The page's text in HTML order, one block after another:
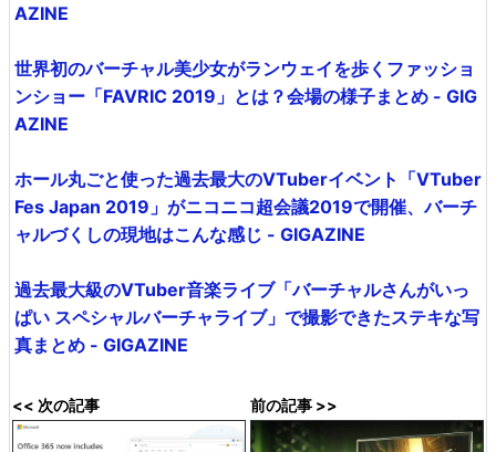
AZINE
世界初のバーチャル美少女がランウェイを歩くファッショ
ンショー「FAVRIC 2019」とは？会場の様子まとめ - GIG
AZINE
ホール丸ごと使った過去最大のVTuberイベント「VTuber
Fes Japan 2019」がニコニコ超会議2019で開催、バーチ
ャルづくしの現地はこんな感じ - GIGAZINE
過去最大級のVTuber音楽ライブ「バーチャルさんがいっ
ぱい スペシャルバーチャライブ」で撮影できたステキな写
真まとめ - GIGAZINE
<< 次の記事 前の記事 >>